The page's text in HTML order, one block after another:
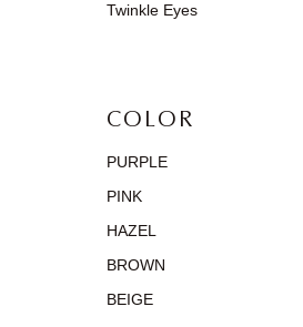
Twinkle Eyes
COLOR
PURPLE
PINK
HAZEL
BROWN
BEIGE